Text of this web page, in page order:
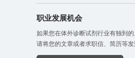
职业发展机会
如果您在体外诊断试剂行业有独到
请将您的文章或者求职信、简历等